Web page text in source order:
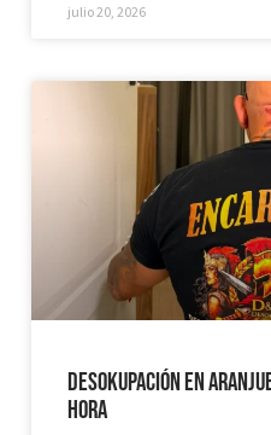
julio 20, 2026
Desokupación en
hora